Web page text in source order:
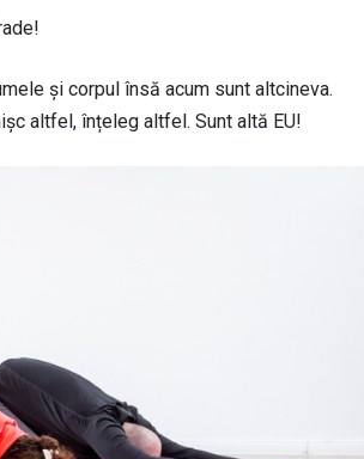
și corpul însă acum sunt altcineva.
altfel, înțeleg altfel. Sunt altă EU!